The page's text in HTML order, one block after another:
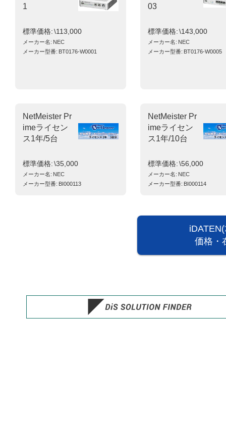
1
標準価格 \113,000
メーカー名 NEC
メーカー型番 BT0176-W0001
03
標準価格 \143,000
メーカー名 NEC
メーカー型番 BT0176-W0005
NetMeister Pr
imeライセン
ス1年/5台
標準価格 \35,000
メーカー名 NEC
メーカー型番 BI000113
NetMeister Pr
imeライセン
ス1年/10台
標準価格 \56,000
メーカー名 NEC
メーカー型番 BI000114
価格・